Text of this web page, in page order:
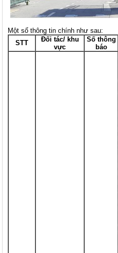
Một số thông tin chính như sau:
STT
Đối tác/ khu
vực
Số thông
báo